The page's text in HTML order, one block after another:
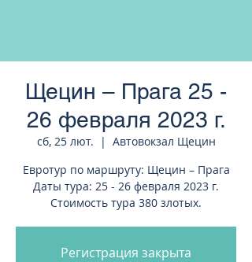
Щецин – Прага 25 -
26 февраля 2023 г.
сб, 25 лют.
  |
Автовокзал Щецин
Евротур по маршруту: Щецин – Прага
Даты тура: 25 - 26 февраля 2023 г.
Стоимость тура 380 злотых.
Регистрация закрыта